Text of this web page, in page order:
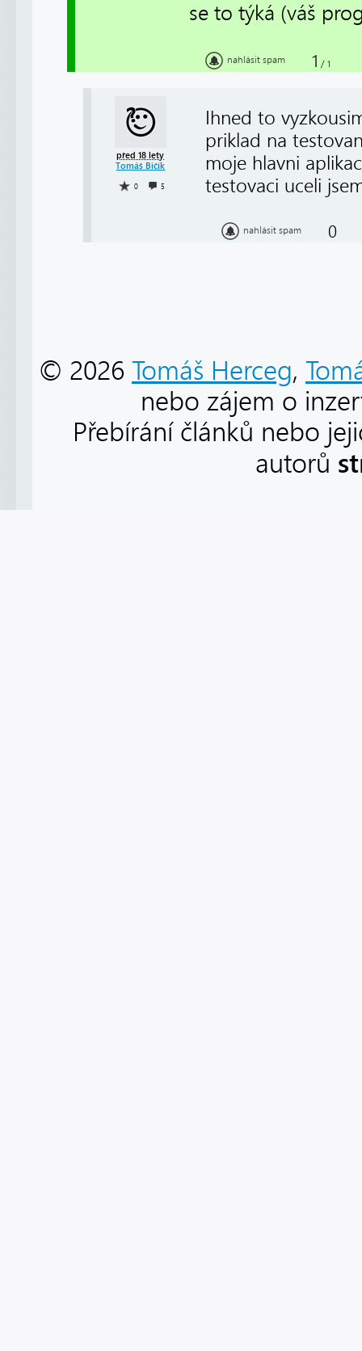
se to týká (váš
nahlásit spam 1 / 1
před 18 lety
Tomáš Bičík
0 5
Ihned to
priklad na
moje hlavni
testovaci uceli
nahlásit spam 0
© 2026 Tomáš Herceg,
nebo zájem o
Přebírání článků nebo
autorů